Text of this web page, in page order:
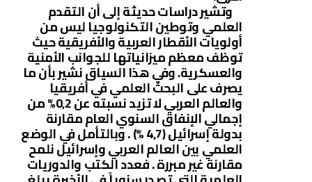
وتشير دراسات حديثة إلى أن التقدم
العلمي وتوطين التكنولوجيا ليس من
أولويات الأقطار العربية والأفريقية حيث
توظف معظم ميزانياتها للجوانب الأمنية
والعسكرية. وفي هذا السياق نشير بأن ما
يصرف على البحث العلمي في أفريقيا
والعالم العربي لا تزيد نسبته عن 0,2% من
إجمالي الإنفاق السنوي العام مقارنة
بدولة إسرائيل (4,7 %) . وبالتأمل في الوضع
العلمي بين العالم العربي وإسرائيل نلمح
مقارنة غير مبررة . فعدد الكتب والدوريات